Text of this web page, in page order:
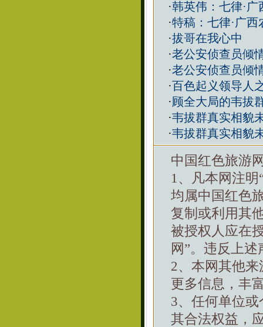
·韩英伟：七律·
·特稿：七律·广
·拔哥在我心中
·老公安侦查员倾
·老公安侦查员倾
· 百色起义领导人
·顾全大局的韦拔
·韦拔群真实相貌
·韦拔群真实相貌
中国红色旅游
1、凡本网注
均属中国红色
复制或利用其
被授权人应在
网”。违反上
2、本网其他
更多信息，丰
3、任何单位
其合法权益，